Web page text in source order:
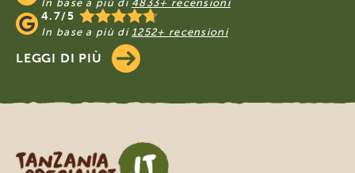
In base a più di 4833+ recensioni
4.7/5
In base a più di1252+ recensioni
LEGGI DI PIÙ
Tanzania Specialist